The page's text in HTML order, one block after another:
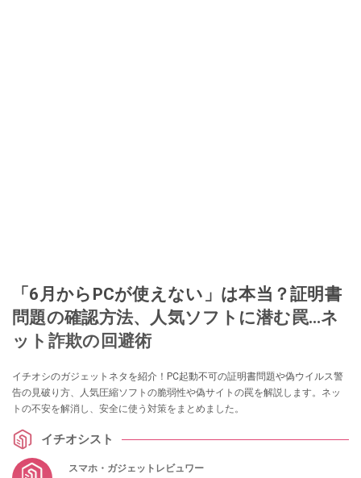
「6月からPCが使えない」は本当？証明書
問題の確認方法、人気ソフトに潜む罠…ネ
ット詐欺の回避術
イチオシのガジェットネタを紹介！PC起動不可の証明書問題や偽ウイルス警
告の見破り方、人気圧縮ソフトの脆弱性や偽サイトの罠を解説します。ネッ
トの不安を解消し、安全に使う対策をまとめました。
イチオシスト
スマホ・ガジェットレビュワー